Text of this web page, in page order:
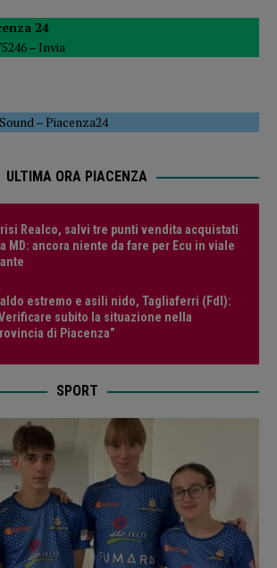
24
– Invia
–Piacenza24
ULTIMA ORA PIACENZA
Realco, salvi tre punti vendita acquistati
MD: ancora niente da fare per Ecu in viale
estremo e asili nido, Tagliaferri (FdI):
subito la situazione nella
di Piacenza”
SPORT